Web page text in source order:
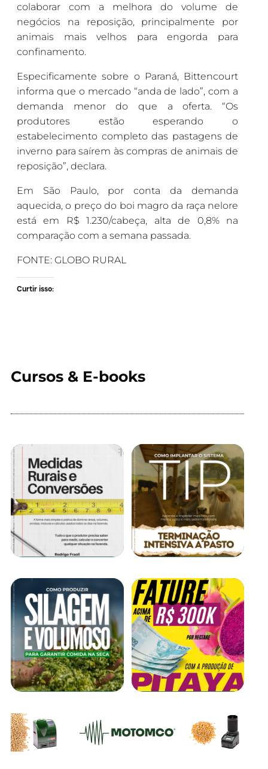
colaborar com a melhora do volume de
negócios na reposição, principalmente por
animais mais velhos para engorda para
confinamento.
Especificamente sobre o Paraná, Bittencourt
informa que o mercado “anda de lado”, com a
demanda menor do que a oferta. “Os
produtores estão esperando o
estabelecimento completo das pastagens de
inverno para saírem às compras de animais de
reposição”, declara.
Em São Paulo, por conta da demanda
aquecida, o preço do boi magro da raça nelore
está em R$ 1.230/cabeça, alta de 0,8% na
comparação com a semana passada.
FONTE: GLOBO RURAL
Curtir isso:
Cursos & E-books